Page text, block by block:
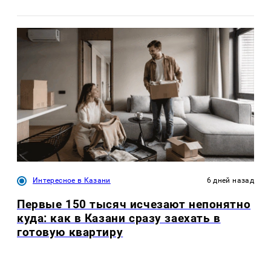
Интересное в Казани 6 дней назад
Первые 150 тысяч исчезают непонятно
куда: как в Казани сразу заехать в
готовую квартиру